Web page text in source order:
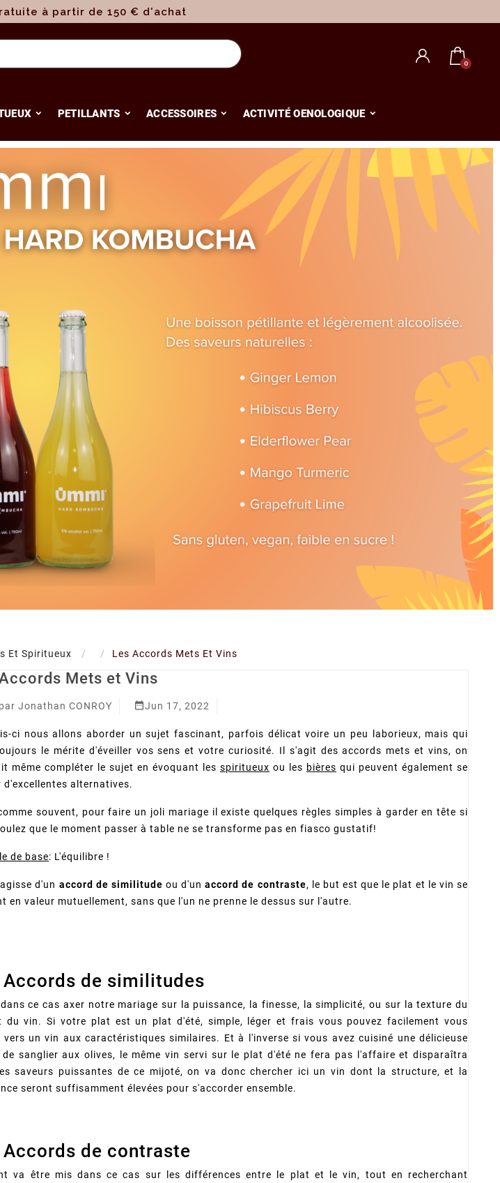
à partir de 150 € d'achat
PETILLANTS ACCESSOIRES ACTIVITÉ OENOLOGIQUE
Et Spiritueux Les Accords Mets Et Vins
Mets et Vins
Jonathan CONROY Jun 17, 2022
ci nous allons aborder un sujet fascinant, parfois délicat voire un peu laborieux, mais qui
le mérite d'éveiller vos sens et votre curiosité. Il s'agit des accords mets et vins, on
même compléter le sujet en évoquant lesspiritueux ou les bières qui peuvent également se
d'excellentes alternatives.
souvent, pour faire un joli mariage il existe quelques règles simples à garder en tête si
que le moment passer à table ne se transforme pas en fiasco gustatif!
de base: L'équilibre !
d'un accord de similitude ou d'unaccord de contraste, le but est que le plat et le vin se
en valeur mutuellement, sans que l'un ne prenne le dessus sur l'autre.
Accords de similitudes
ce cas axer notre mariage sur la puissance, la finesse, la simplicité, ou sur la texture du
du vin. Si votre plat est un plat d'été, simple, léger et frais vous pouvez facilement vous
vers un vin aux caractéristiques similaires. Et à l'inverse si vous avez cuisiné une délicieuse
de sanglier aux olives, le même vin servi sur le plat d'été ne fera pas l'affaire et disparaîtra
saveurs puissantes de ce mijoté, on va donc chercher ici un vin dont la structure, et la
seront suffisamment élevées pour s'accorder ensemble.
Accords de contraste
va être mis dans ce cas sur les différences entre le plat et le vin, tout en recherchant